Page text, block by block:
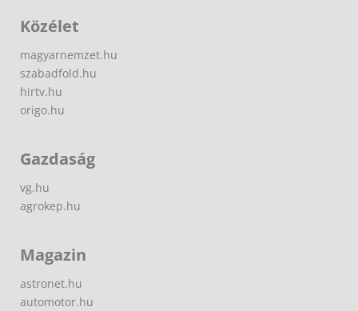
Közélet
magyarnemzet.hu
szabadfold.hu
hirtv.hu
origo.hu
Gazdaság
vg.hu
agrokep.hu
Magazin
astronet.hu
automotor.hu